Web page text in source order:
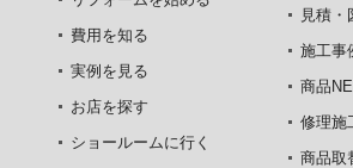
費用を知る
実例を見る
お店を探す
ショールームに行く
見積・
施工事
商品
修理施
商品取